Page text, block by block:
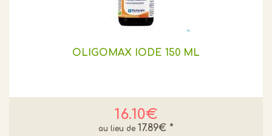
OLIGOMAX IODE 150 ML
16.10€
17.89€ *